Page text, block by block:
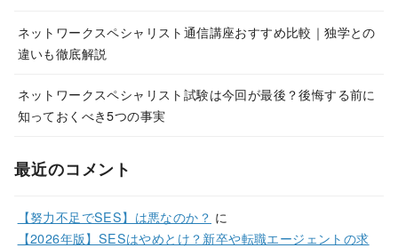
ネットワークスペシャリスト通信講座おすすめ比較｜独学との
違いも徹底解説
ネットワークスペシャリスト試験は今回が最後？後悔する前に
知っておくべき5つの事実
最近のコメント
【努力不足でSES】は悪なのか？ に
【2026年版】SESはやめとけ？新卒や転職エージェントの求